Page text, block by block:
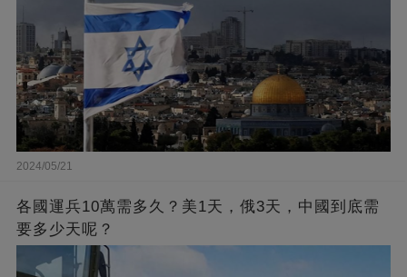
2024/05/21
各國運兵10萬需多久？美1天，俄3天，中國到底需
要多少天呢？